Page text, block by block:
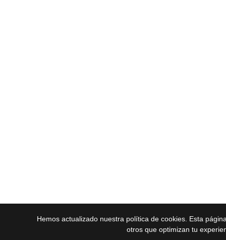
Hemos actualizado nuestra política de cookies. Esta
otros que optimizan tu